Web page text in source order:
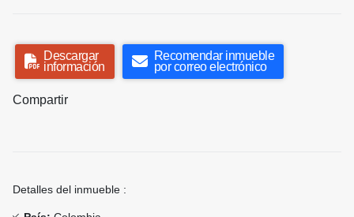
Descargar
información
Recomendar inmueble
por correo electrónico
Compartir
Detalles del inmueble :